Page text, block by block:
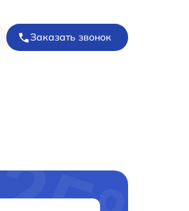
Заказать звонок